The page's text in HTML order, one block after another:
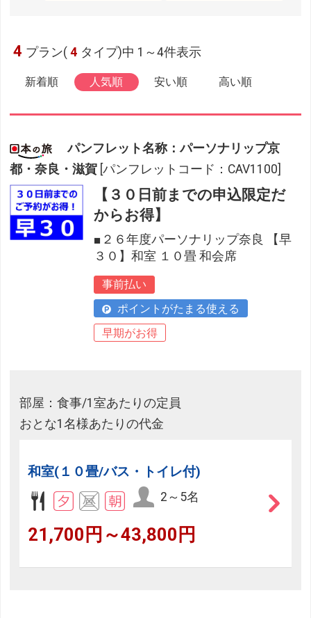
4 プラン( 4 タイプ)中 1～4件表示
新着順 人気順 安い順 高い順
パンフレット名称：パーソナリップ京
都・奈良・滋賀 [パンフレットコード：CAV1100]
【３０日前までの申込限定だ
からお得】
■２６年度パーソナリップ奈良 【早
３０】和室 １０畳 和会席
事前払い
ポイントがたまる使える
早期がお得
部屋：食事/1室あたりの定員
おとな1名様あたりの代金
和室(１０畳/バス・トイレ付)
2～5名
21,700円～43,800円